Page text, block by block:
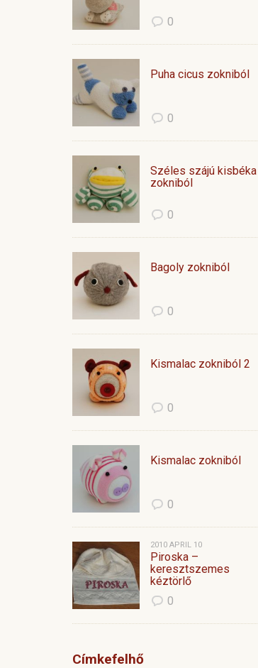
0
Puha cicus zokniból
0
Széles szájú kisbéka
zokniból
0
Bagoly zokniból
0
Kismalac zokniból 2
0
Kismalac zokniból
0
2010 APRIL 10
Piroska –
keresztszemes
kéztörlő
0
Címkefelhő